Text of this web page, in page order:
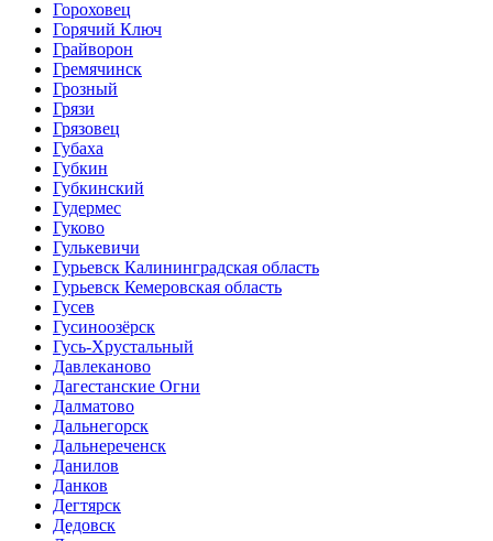
Гороховец
Горячий Ключ
Грайворон
Гремячинск
Грозный
Грязи
Грязовец
Губаха
Губкин
Губкинский
Гудермес
Гуково
Гулькевичи
Гурьевск Калининградская область
Гурьевск Кемеровская область
Гусев
Гусиноозёрск
Гусь-Хрустальный
Давлеканово
Дагестанские Огни
Далматово
Дальнегорск
Дальнереченск
Данилов
Данков
Дегтярск
Дедовск